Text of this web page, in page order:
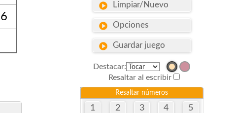
6
Limpiar/Nuevo
Opciones
Guardar juego
Destacar:
Resaltar al escribir
Resaltar números
1 2 3 4 5